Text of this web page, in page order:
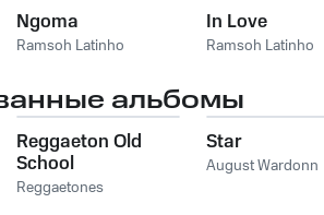
Ngoma
Ramsoh Latinho
In Love
Ramsoh Latinho
альбомы
Reggaeton Old
School
Reggaetones
Star
August Wardonn